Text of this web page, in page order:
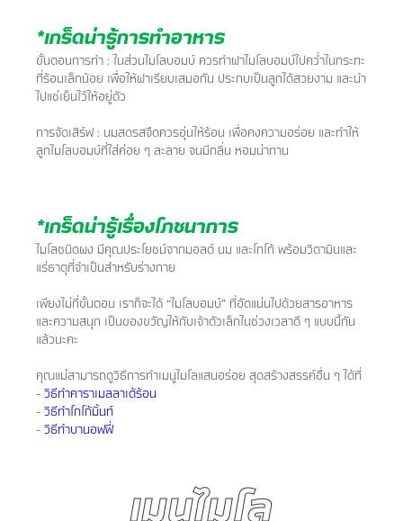
*เกร็ดน่ารู้การทำอาหาร
​ขั้นตอนการทำ :​ ในส่วนไมโลบอมบ์ ควรทำฝาไมโลบอมบ์ไปคว่ำในกระทะ
ที่ร้อนเล็กน้อย เพื่อให้ฝาเรียบเสมอกัน ประกบ​เป็นลูกได้สวยงาม และนำ
ไปแช่เย็นไว้ให้อยู่ตัว
การจัดเสิร์ฟ :​ นมสดรสจืดควรอุ่นให้ร้อน เพื่อคงความอร่อย และทำให้
ลูกไมโลบอมบ์ที่ใส่ค่อย ๆ ละลาย จนมีกลิ่น​ ​​หอมน่าทาน​
*เกร็ดน่ารู้เรื่องโภชนาการ
​​ไมโลชนิดผง มีคุณประโยชน์จากมอลต์ นม และโกโก้ พร้อมวิตามินและ
แร่ธาตุที่จำเป็นสำหรับร่างกาย​​
​​เพียงไม่กี่ขั้นตอน เราก็จะได้ “ไมโลบอมบ์” ที่อัดแน่นไปด้วยสารอาหาร
และความสนุก เป็นของขวัญให้​กับเจ้าตัวเล็กในช่วงเวลาดี ๆ แบบนี้กัน
แล้วนะคะ
คุณแม่สามารถดูวิธีการทำเมนูไมโลแสนอร่อย สุดสร้างสรรค์อื่น ๆ ได้ที่
-วิธีทำคาราเมลลาเต้ร้อน
-วิธีทำโกโก้มิ้นท์
-วิธีทำบานอฟฟี่